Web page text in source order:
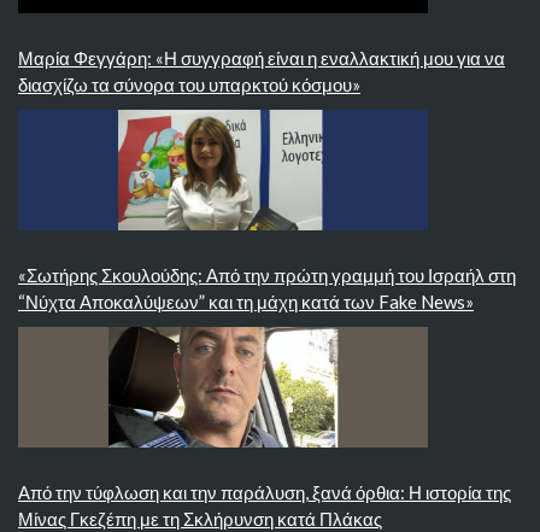
Μαρία Φεγγάρη: «Η συγγραφή είναι η εναλλακτική μου για να
διασχίζω τα σύνορα του υπαρκτού κόσμου»
«Σωτήρης Σκουλούδης: Από την πρώτη γραμμή του Ισραήλ στη
“Νύχτα Αποκαλύψεων” και τη μάχη κατά των Fake News»
Από την τύφλωση και την παράλυση, ξανά όρθια: Η ιστορία της
Μίνας Γκεζέπη με τη Σκλήρυνση κατά Πλάκας